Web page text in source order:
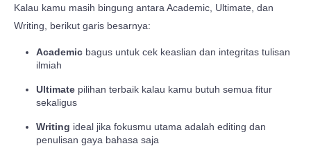
Kalau kamu masih bingung antara Academic, Ultimate, dan
Writing, berikut garis besarnya:
Academic bagus untuk cek keaslian dan integritas tulisan
ilmiah
Ultimate pilihan terbaik kalau kamu butuh semua fitur
sekaligus
Writing ideal jika fokusmu utama adalah editing dan
penulisan gaya bahasa saja